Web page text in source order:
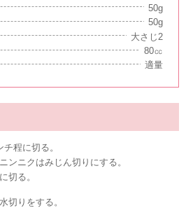
50g
50g
大さじ2
80㏄
適量
程に切る。
ンニクはみじん切りにする。
切る。
切りをする。